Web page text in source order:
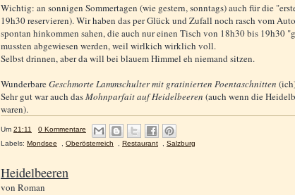
Wichtig: an sonnigen Sommertagen (wie gestern, sonntags) auch für die
19h30 reservieren). Wir haben das per Glück und Zufall noch rasch vom
spontan hinkommen sahen, die auch nur einen Tisch von 18h30 bis 19h30
mussten abgewiesen werden, weil wirlkich wirklich voll.
Selbst drinnen, aber da will bei blauem Himmel eh niemand sitzen.
WunderbareGeschmorte Lammschulter mit gratinierten Poentaschnitten
Sehr gut war auch dasMohnparfait auf Heidelbeeren (auch wenn die
waren).
Um 21:11
0 Kommentare
Labels: Mondsee Oberösterreich Restaurant Salzburg
Heidelbeeren
von Roman